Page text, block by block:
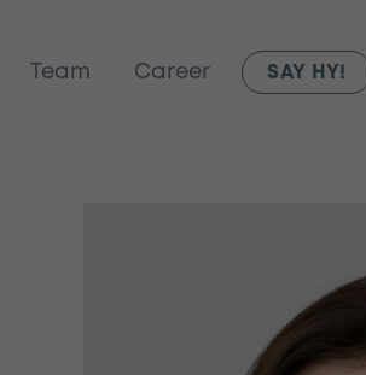
Team Career SAY HY!